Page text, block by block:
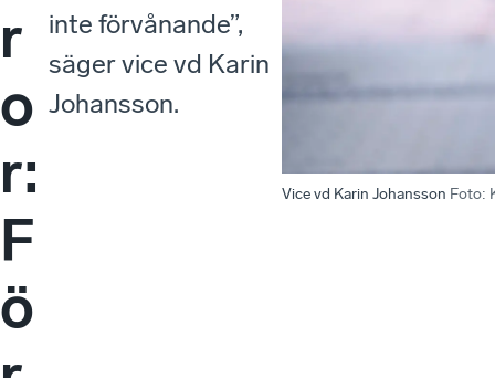
r
o
r:
F
ö
inte förvånande”,
säger vice vd Karin
Johansson.
Vice vd Karin Johansson Foto: